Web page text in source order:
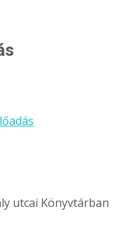
utcai Könyvtárban